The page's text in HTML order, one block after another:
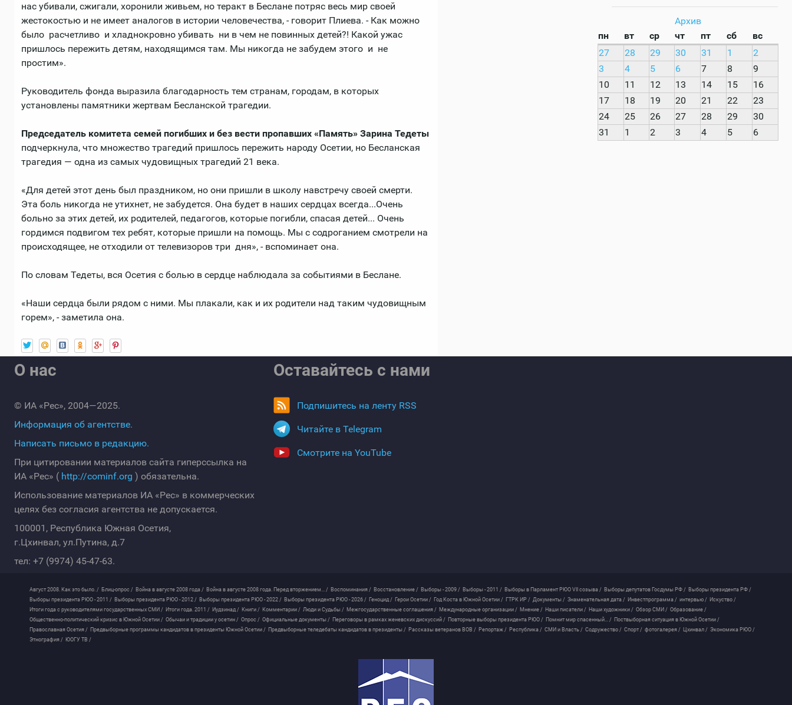
нас убивали, сжигали, хоронили живьем, но теракт в Беслане потряс весь мир своей
жестокостью и не имеет аналогов в истории человечества, - говорит Плиева. - Как можно
было расчетливо и хладнокровно убивать ни в чем не повинных детей?! Какой ужас
пришлось пережить детям, находящимся там. Мы никогда не забудем этого и не
простим».
Руководитель фонда выразила благодарность тем странам, городам, в которых
установлены памятники жертвам Бесланской трагедии.
Председатель комитета семей погибших и без вести пропавших «Память» Зарина Тедеты
подчеркнула, что множество трагедий пришлось пережить народу Осетии, но Бесланская
трагедия — одна из самых чудовищных трагедий 21 века.
«Для детей этот день был праздником, но они пришли в школу навстречу своей смерти.
Эта боль никогда не утихнет, не забудется. Она будет в наших сердцах всегда...Очень
больно за этих детей, их родителей, педагогов, которые погибли, спасая детей... Очень
гордимся подвигом тех ребят, которые пришли на помощь. Мы с содроганием смотрели на
происходящее, не отходили от телевизоров три дня», - вспоминает она.
По словам Тедеты, вся Осетия с болью в сердце наблюдала за событиями в Беслане.
«Наши сердца были рядом с ними. Мы плакали, как и их родители над таким чудовищным
горем», - заметила она.
Архив
пн
вт ср чт пт сб
вс
27
28 29 30 31 1
2
3
4 5 6 7 8
9
10
11 12 13 14 15
16
17
18 19 20 21 22
23
24
25 26 27 28 29
30
31
1 2 3 4 5 6
О нас
© ИА «Рес», 2004—2025.
Информация об агентстве.
Написать письмо в редакцию.
При цитировании материалов сайта гиперссылка на
ИА «Рес» ( http://cominf.org ) обязательна.
Использование материалов ИА «Рес» в коммерческих
целях без согласия агентства не допускается.
100001, Республика Южная Осетия,
г.Цхинвал, ул.Путина, д.7
тел: +7 (9974) 45-47-63.
Оставайтесь с нами
Подпишитесь на ленту RSS
Читайте в Telegram
Смотрите на YouTube
Август 2008. Как это было. / Блиц-опрос / Война в августе 2008 года / Война в августе 2008 года. Перед вторжением... / Воспоминания / Восстановление / Выборы - 2009 / Выборы - 2011 / Выборы в Парламент РЮО VII созыва / Выборы депутатов Госдумы РФ / Выборы президента РФ /
Выборы президента РЮО - 2011 / Выборы президента РЮО - 2012 / Выборы президента РЮО - 2022 / Выборы президента РЮО - 2026 / Геноцид / Герои Осетии / Год Коста в Южной Осетии / ГТРК ИР / Документы / Знаменательная дата / Инвестпрограмма / интервью / Искуство /
Итоги года с руководителями государственных СМИ / Итоги года. 2011 / Иудзинад / Книги / Комментарии / Люди и Судьбы / Межгосударственные соглашения / Международные организации / Мнение / Наши писатели / Наши художники / Обзор СМИ / Образование /
Общественно-политический кризис в Южной Осетии / Обычаи и традиции у осетин / Опрос / Официальные документы / Переговоры в рамках женевских дискуссий / Повторные выборы президента РЮО / Помнит мир спасенный... / Поствыборная ситуация в Южной Осетии /
Православная Осетия / Предвыборные программы кандидатов в президенты Южной Осетии / Предвыборные теледебаты кандидатов в президенты / Рассказы ветеранов ВОВ / Репортаж / Республика / СМИ и Власть / Содружество / Спорт / фотогалерея / Цхинвал / Экономика РЮО /
Этнография / ЮОГУ ТВ /